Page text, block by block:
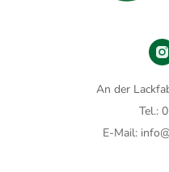
An der
Tel.:
E-Mail: